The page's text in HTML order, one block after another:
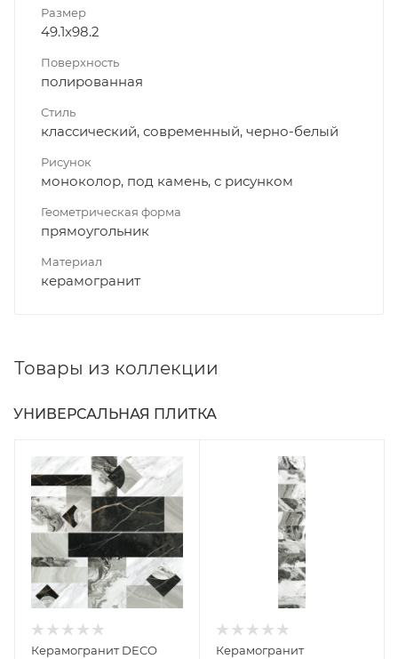
Размер
49.1x98.2
Поверхность
полированная
Стиль
классический, современный, черно-белый
Рисунок
моноколор, под камень, с рисунком
Геометрическая форма
прямоугольник
Материал
керамогранит
Товары из коллекции
УНИВЕРСАЛЬНАЯ ПЛИТКА
Керамогранит DECO
Керамогранит